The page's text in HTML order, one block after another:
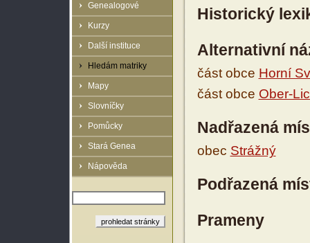
Genealogové
Kurzy
Další instituce
Hledám matriky
Mapy
Slovníčky
Pomůcky
Stará Genea
Nápověda
Historický
Alternativní
část obce Horní
část obce Ober-
Nadřazená
obec Strážný
Podřazená
Prameny